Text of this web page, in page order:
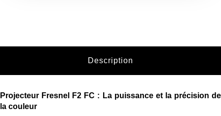
Description
Projecteur Fresnel F2 FC : La puissance et la précision de
la couleur